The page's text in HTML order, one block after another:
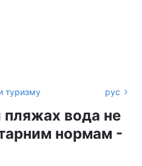
туризму рус
пляжах вода не
нормам -